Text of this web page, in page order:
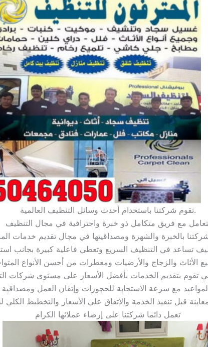
تقوم شركتنا باستخدام أحدث وسائل التنظيف العالمية.
مع فريق متكامل ذو خبرة واحترافية في مجال التنظيف
تعمل دائما شركتنا على إرضاء عملائها الكرام